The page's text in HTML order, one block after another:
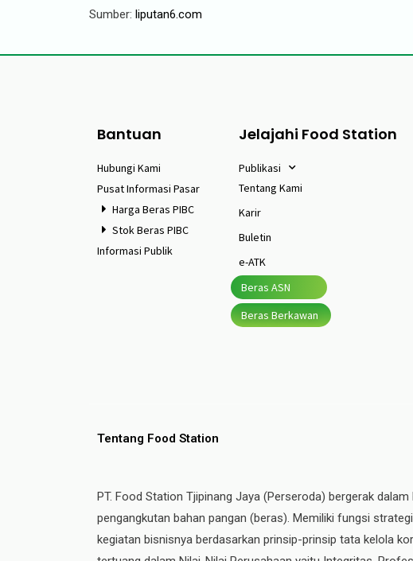
Sumber: liputan6.com
Bantuan
Hubungi Kami
Pusat Informasi Pasar
Harga Beras PIBC
Stok Beras PIBC
Informasi Publik
Jelajahi Food Station
Publikasi
Tentang Kami
Karir
Buletin
e-ATK
Beras ASN
Beras Berkawan
Tentang Food Station
PT. Food Station Tjipinang Jaya (Perseroda) bergerak
pengangkutan bahan pangan (beras). Memiliki fungsi
kegiatan bisnisnya berdasarkan prinsip-prinsip tata kelola